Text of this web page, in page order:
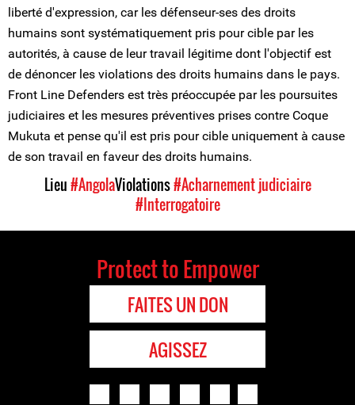
liberté d'expression, car les défenseur-ses des droits
humains sont systématiquement pris pour cible par les
autorités, à cause de leur travail légitime dont l'objectif est
de dénoncer les violations des droits humains dans le pays.
Front Line Defenders est très préoccupée par les poursuites
judiciaires et les mesures préventives prises contre Coque
Mukuta et pense qu'il est pris pour cible uniquement à cause
de son travail en faveur des droits humains.
Lieu#AngolaViolations#Acharnement judiciaire
#Interrogatoire
Protect to Empower
FAITES UN DON
AGISSEZ